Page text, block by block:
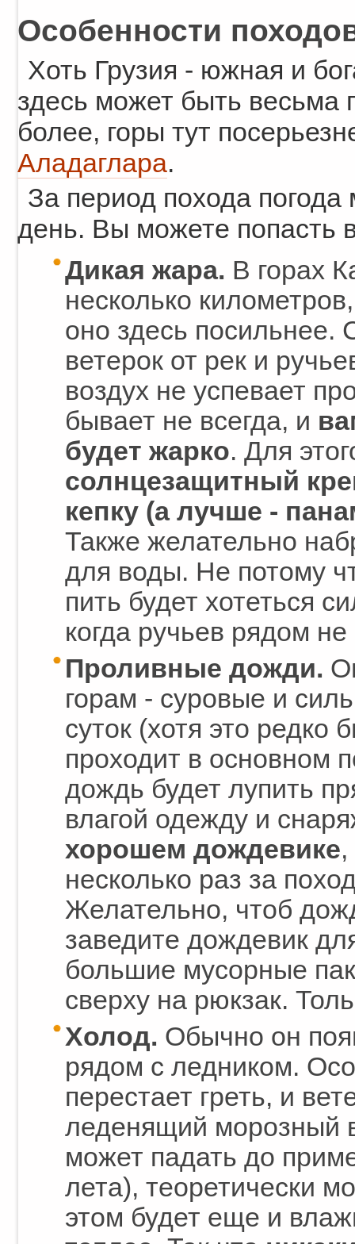
Особенности
Хоть Грузия - южная и
здесь может быть
более, горы тут
Аладаглара.
За период похода погода
день. Вы можете попасть
Дикая жара. В горах
несколько
оно здесь посильнее.
ветерок от рек и
воздух не успевает
бывает не всегда, и
будет жарко. Для
солнцезащитный
кепку (а лучше -
Также желательно
для воды. Не потому
пить будет хотеться
когда ручьев рядом не
Проливные дожди.
горам - суровые и
суток (хотя это редко
проходит в основном
дождь будет лупить
влагой одежду и
хорошем дождевике
несколько раз за
Желательно, чтоб
заведите дождевик
большие мусорные
сверху на рюкзак.
Холод. Обычно он
рядом с ледником.
перестает греть, и
леденящий морозный
может падать до
лета), теоретически
этом будет еще и